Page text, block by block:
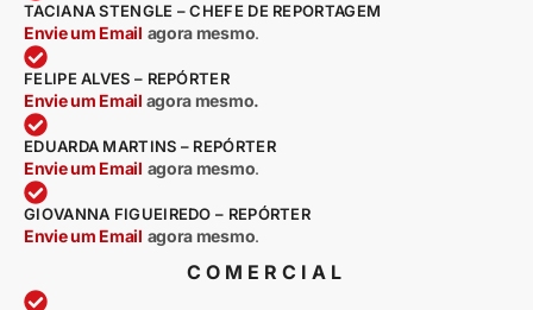
TACIANA STENGLE – CHEFE DE REPORTAGEM
Envie um Email agora mesmo.
FELIPE ALVES – REPÓRTER
Envie um Email agora mesmo.
EDUARDA MARTINS – REPÓRTER
Envie um Email agora mesmo.
GIOVANNA FIGUEIREDO – REPÓRTER
Envie um Email agora mesmo.
COMERCIAL